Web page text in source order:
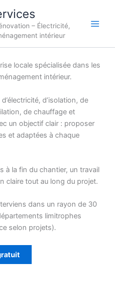
– Électricité,
intérieur
locale spécialisée dans les
intérieur.
d’isolation, de
de chauffage et
un objectif clair : proposer
et adaptées à chaque
à la fin du chantier, un travail
claire tout au long du projet.
dans un rayon de 30
limitrophes
selon projets).